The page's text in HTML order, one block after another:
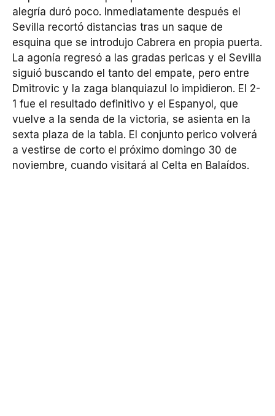
alegría duró poco. Inmediatamente después el
Sevilla recortó distancias tras un saque de
esquina que se introdujo Cabrera en propia puerta.
La agonía regresó a las gradas pericas y el Sevilla
siguió buscando el tanto del empate, pero entre
Dmitrovic y la zaga blanquiazul lo impidieron. El 2-
1 fue el resultado definitivo y el Espanyol, que
vuelve a la senda de la victoria, se asienta en la
sexta plaza de la tabla. El conjunto perico volverá
a vestirse de corto el próximo domingo 30 de
noviembre, cuando visitará al Celta en Balaídos.